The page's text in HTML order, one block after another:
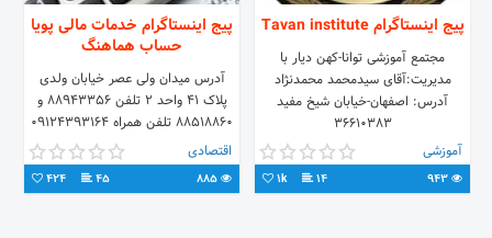
پیج اینستاگرام Tavan institute
مجتمع آموزشی توانا-کهن دیار با
مدیریت:آقای سیدمحمد محمدنژاد
آدرس: اصفهان-خیابان شیخ مفید
36610383
آموزشی
14
1k
پیج اینستاگرام خدمات مالی پویا
حساب هماهنگ
آدرس میدان ولی عصر خیابان ولدی
پلاک ۴۱ واحد ۲ تلفن ۸۸۹۴۳۳۵۶ و
۸۸۵۱۸۸۶۰ تلفن همراه ۰۹۱۲۴۳۹۳۱۶۴
و ۰۹۲۰۳۰۲۳۰۴۷ عبدی
اقتصادی
45
424